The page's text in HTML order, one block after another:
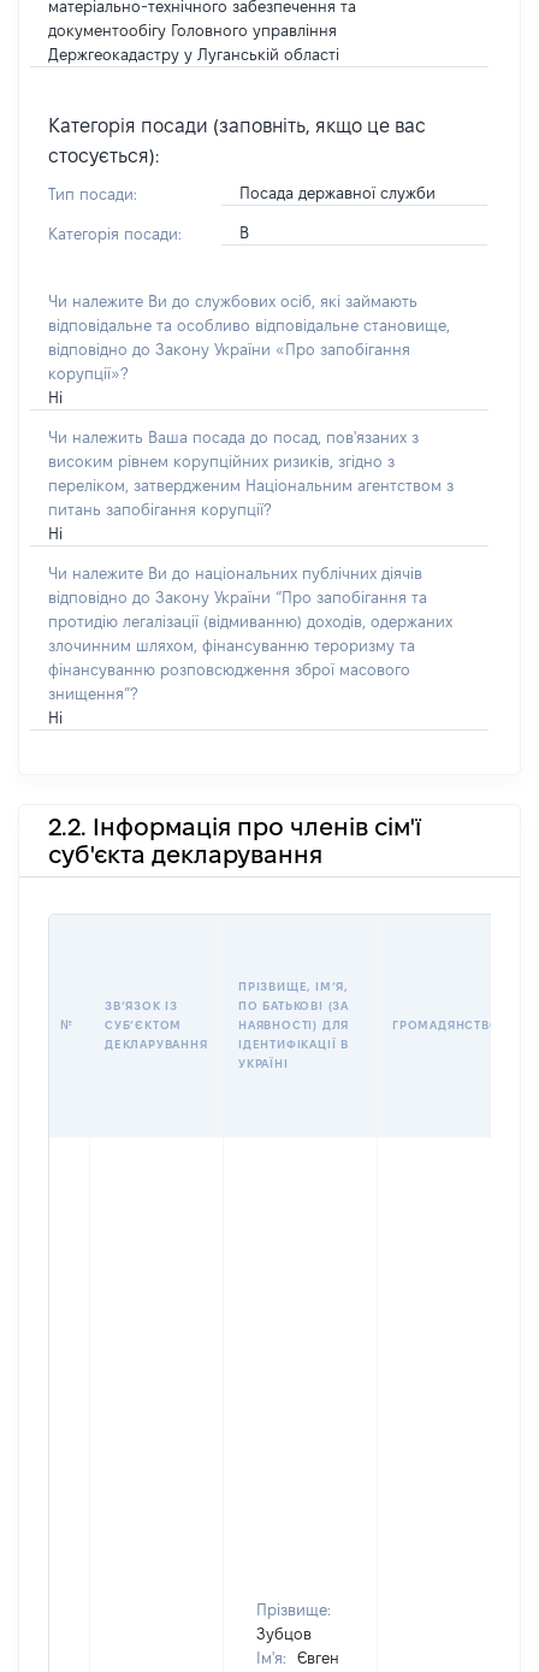
матеріально-технічного забезпечення та
документообігу Головного управління
Держгеокадастру у Луганській області
Категорія посади (заповніть, якщо це вас
стосується):
Тип посади: Посада державної служби
Категорія посади: В
Чи належите Ви до службових осіб, які займають
відповідальне та особливо відповідальне становище,
відповідно до Закону України «Про запобігання
корупції»?
Ні
Чи належить Ваша посада до посад, пов'язаних з
високим рівнем корупційних ризиків, згідно з
переліком, затвердженим Національним агентством з
питань запобігання корупції?
Ні
Чи належите Ви до національних публічних діячів
відповідно до Закону України “Про запобігання та
протидію легалізації (відмиванню) доходів, одержаних
злочинним шляхом, фінансуванню тероризму та
фінансуванню розповсюдження зброї масового
знищення”?
Ні
2.2. Інформація про членів сім'ї
суб'єкта декларування
№
ЗВʼЯЗОК ІЗ
СУБʼЄКТОМ
ДЕКЛАРУВАННЯ
ПРІЗВИЩЕ, ІМʼЯ,
ПО БАТЬКОВІ (ЗА
НАЯВНОСТІ) ДЛЯ
ІДЕНТИФІКАЦІЇ В
УКРАЇНІ
ГРОМАДЯНСТВО
Прізвище:
Зубцов
Ім'я:
Євген